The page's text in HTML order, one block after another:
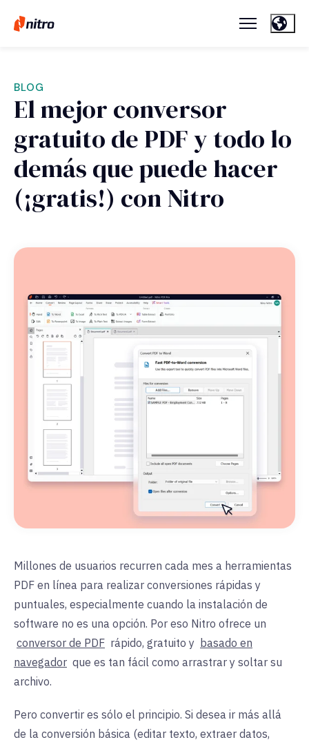
BLOG
El mejor conversor
gratuito de PDF y todo lo
demás que puede hacer
(¡gratis!) con Nitro
Millones de usuarios recurren cada mes a herramientas
PDF en línea para realizar conversiones rápidas y
puntuales, especialmente cuando la instalación de
software no es una opción. Por eso Nitro ofrece un
conversor de PDF rápido, gratuito y basado en
navegador que es tan fácil como arrastrar y soltar su
archivo.
Pero convertir es sólo el principio. Si desea ir más allá
de la conversión básica (editar texto, extraer datos,